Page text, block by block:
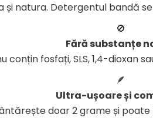
și natura. Detergentul bandă
🚫
Fără substanțe
conțin fosfați, SLS, 1,4-dioxan
🪶
Ultra-ușoare și
doar 2 grame și